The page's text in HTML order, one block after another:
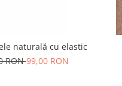
naturală cu elastic
RON99,00 RON